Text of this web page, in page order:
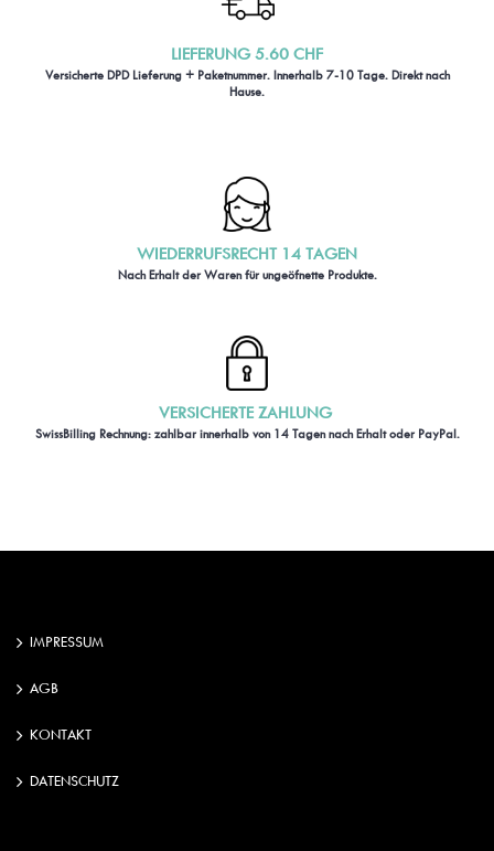
LIEFERUNG 5.60 CHF
Versicherte DPD Lieferung + Paketnummer. Innerhalb 7-10 Tage. Direkt nach
Hause.
WIEDERRUFSRECHT 14 TAGEN
Nach Erhalt der Waren für ungeöfnette Produkte.
VERSICHERTE ZAHLUNG
SwissBilling Rechnung: zahlbar innerhalb von 14 Tagen nach Erhalt oder PayPal.
IMPRESSUM
AGB
KONTAKT
DATENSCHUTZ